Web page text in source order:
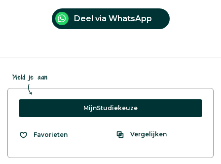
Deel via WhatsApp
Meld je aan
MijnStudiekeuze
Favorieten Vergelijken